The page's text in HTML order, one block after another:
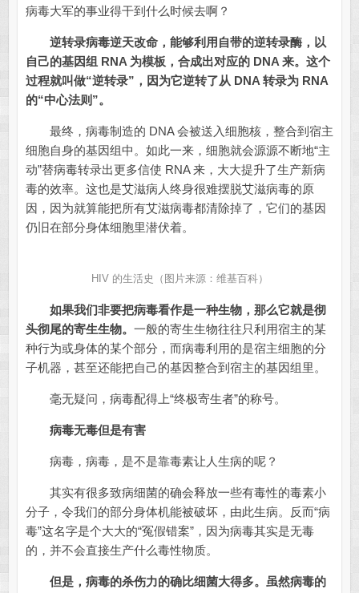
病毒大军的事业得干到什么时候去啊？
逆转录病毒逆天改命，能够利用自带的逆转录酶，以
自己的基因组 RNA 为模板，合成出对应的 DNA 来。 这个
过程就叫做“逆转录”，因为它逆转了从 DNA 转录为 RNA
的“中心法则”。
最终，病毒制造的 DNA 会被送入细胞核，整合到宿主
细胞自身的基因组中。如此一来，细胞就会源源不断地“主
动”替病毒转录出更多信使 RNA 来，大大提升了生产新病
毒的效率。这也是艾滋病人终身很难摆脱艾滋病毒的原
因，因为就算能把所有艾滋病毒都清除掉了，它们的基因
仍旧在部分身体细胞里潜伏着。
HIV 的生活史（图片来源：维基百科）
如果我们非要把病毒看作是一种生物，那么它就是彻
头彻尾的寄生生物。 一般的寄生生物往往只利用宿主的某
种行为或身体的某个部分，而病毒利用的是宿主细胞的分
子机器，甚至还能把自己的基因整合到宿主的基因组里。
毫无疑问，病毒配得上“终极寄生者”的称号。
病毒无毒但是有害
病毒，病毒，是不是靠毒素让人生病的呢？
其实有很多致病细菌的确会释放一些有毒性的毒素小
分子，令我们的部分身体机能被破坏，由此生病。反而“病
毒”这名字是个大大的“冤假错案”，因为病毒其实是无毒
的，并不会直接生产什么毒性物质。
但是，病毒的杀伤力的确比细菌大得多。虽然病毒的